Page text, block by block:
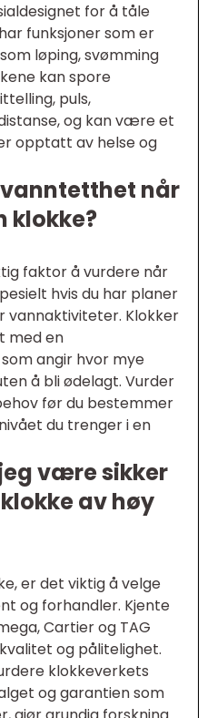
for å tåle
funksjoner som er
løping, svømming
kan spore
puls,
og kan være et
opptatt av helse og
når
klokke?
faktor å vurdere når
hvis du har planer
vannaktiviteter. Klokker
med en
angir hvor mye
å bli ødelagt. Vurder
før du bestemmer
du trenger i en
være sikker
av høy
er det viktig å velge
og forhandler. Kjente
Cartier og TAG
og pålitelighet.
klokkeverkets
og garantien som